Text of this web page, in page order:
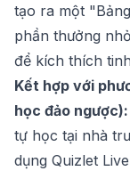
tạo ra một
phần thưởng
để kích thích
Kết hợp với
học đảo ngược):
tự học tại nhà
dụng Quizlet